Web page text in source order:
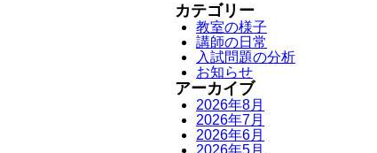
カテゴリー
教室の様子
講師の日常
入試問題の分析
お知らせ
アーカイブ
2026年8月
2026年7月
2026年6月